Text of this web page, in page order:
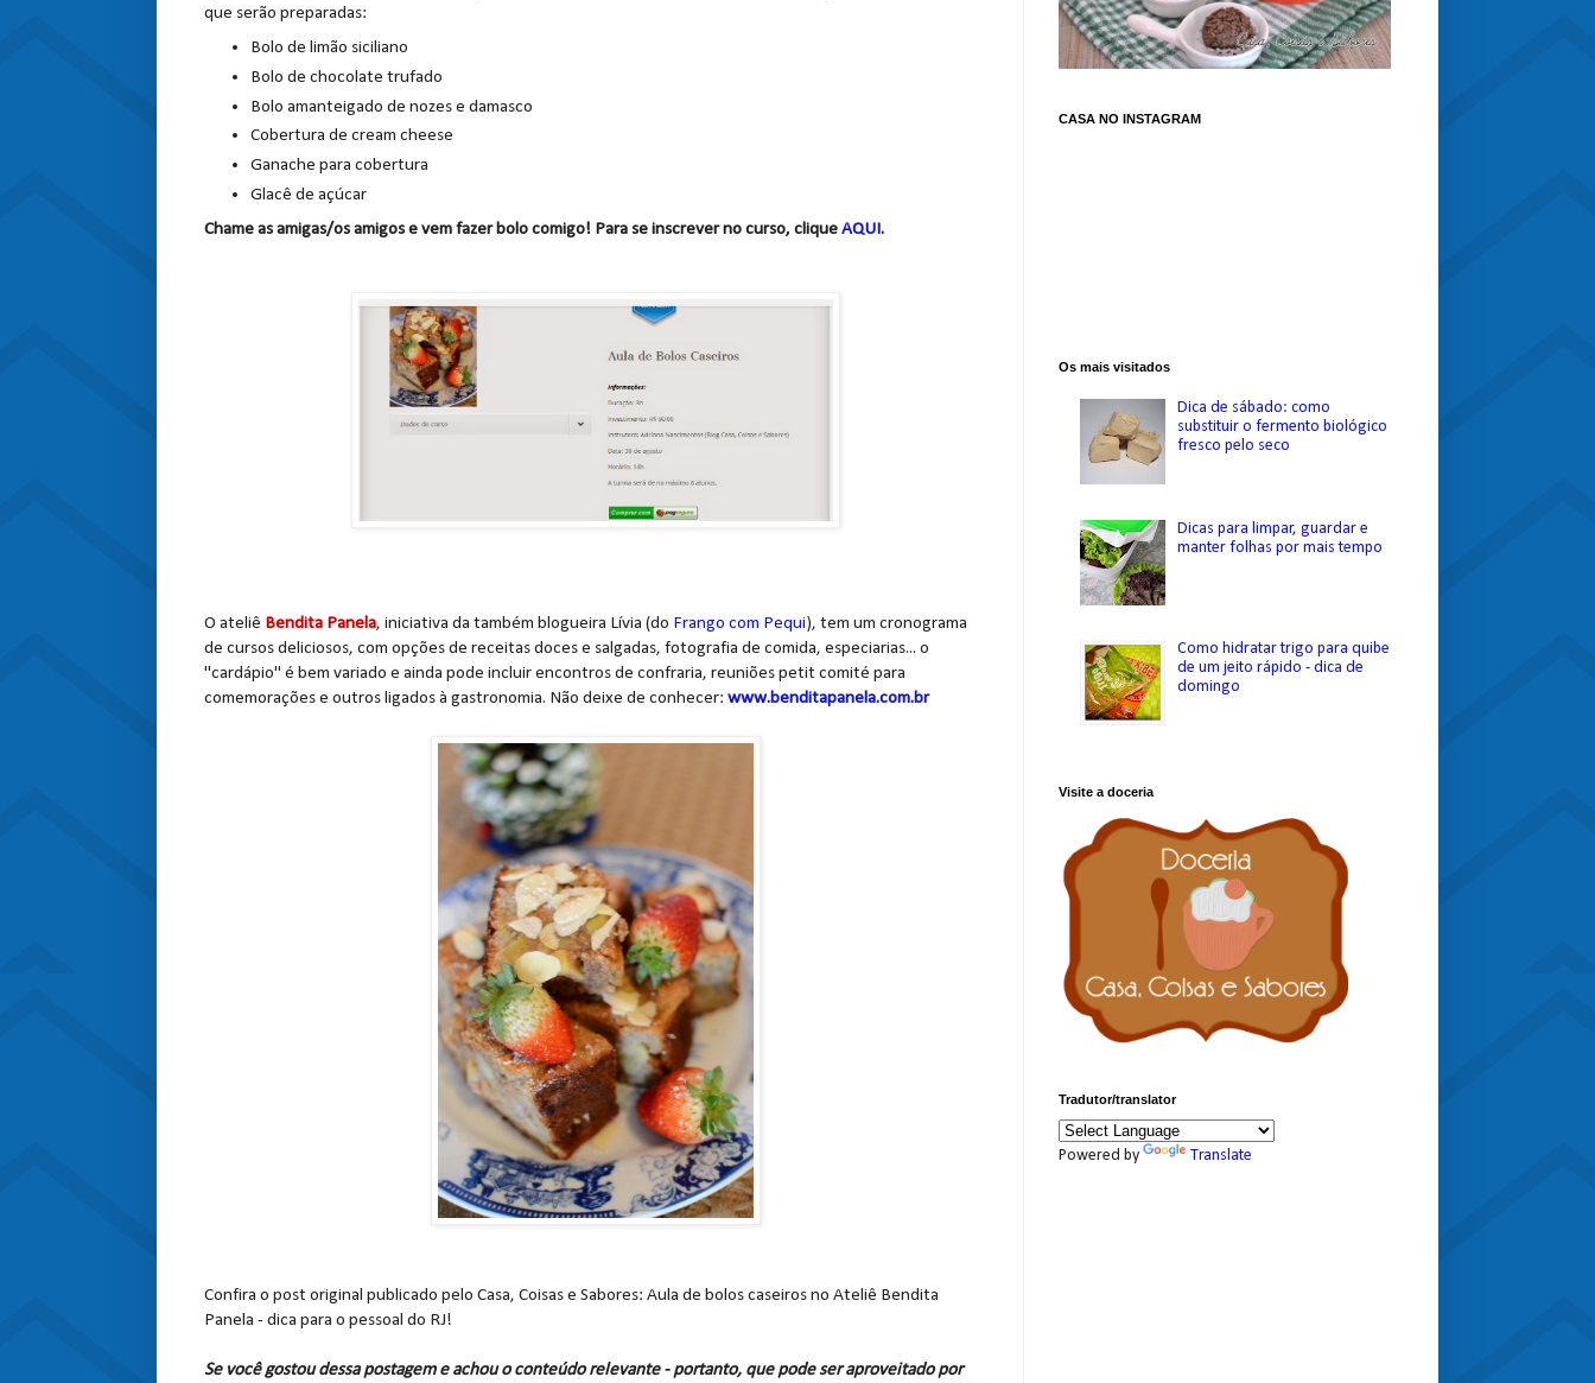
que serão preparadas:
Bolo de limão siciliano
Bolo de chocolate trufado
Bolo amanteigado de nozes e damasco
Cobertura de cream cheese
Ganache para cobertura
Glacê de açúcar
Chame as amigas/os amigos e vem fazer bolo comigo! Para se inscrever no curso, cliqueAQUI.
O ateliê Bendita Panela, iniciativa da também blogueira Lívia (do Frango com Pequi), tem um cronograma
de cursos deliciosos, com opções de receitas doces e salgadas, fotografia de comida, especiarias... o
"cardápio" é bem variado e ainda pode incluir encontros de confraria, reuniões petit comité para
comemorações e outros ligados à gastronomia. Não deixe de conhecer: www.benditapanela.com.br
Confira o post original publicado pelo Casa, Coisas e Sabores: Aula de bolos caseiros no Ateliê Bendita
Panela - dica para o pessoal do RJ!
Se você gostou dessa postagem e achou o conteúdo relevante - portanto, que pode ser aproveitado por
CASA NO INSTAGRAM
Os mais visitados
Dica de sábado: como
substituir o fermento biológico
fresco pelo seco
Dicas para limpar, guardar e
manter folhas por mais tempo
Como hidratar trigo para quibe
de um jeito rápido - dica de
domingo
Visite a doceria
Tradutor/translator
Powered by Translate